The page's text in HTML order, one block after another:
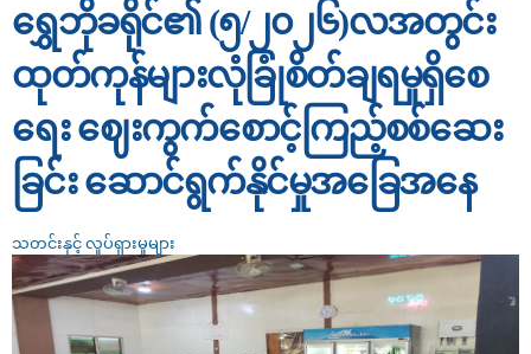
ရွှေဘိုခရိုင်၏ (၅/၂၀၂၆)လအတွင်း
ထုတ်ကုန်များလုံခြုံစိတ်ချရမှုရှိစေ
ရေး ဈေးကွက်စောင့်ကြည့်စစ်ဆေး
ခြင်း ဆောင်ရွက်နိုင်မှုအခြေအနေ
သတင်းနှင့် လှုပ်ရှားမှုများ